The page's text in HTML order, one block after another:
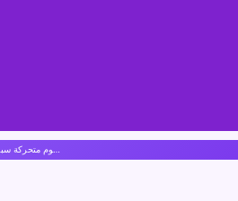
رسوم متحركة سبروكي